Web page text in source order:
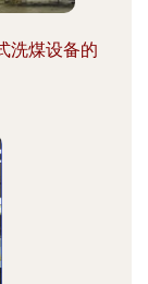
洗煤设备的